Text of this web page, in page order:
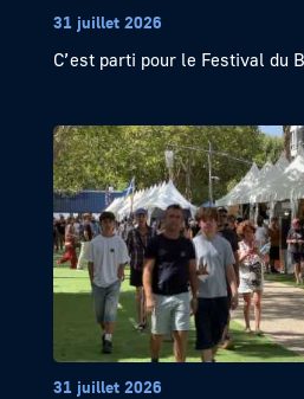
31 juillet 2026
C’est parti pour le Festival du
31 juillet 2026